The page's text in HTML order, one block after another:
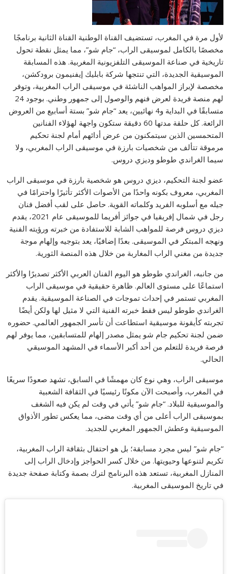
لأول مرة في المغرب، تستضيف القناة الوطنية القناة الثانية برنامجًا
مخصصًا بالكامل لموسيقى الراب، “جام شو”، مما يمثل نقطة تحول
تاريخية في صناعة الموسيقى التلفزيونية المغربية. هذه المسابقة
الموسيقية الجديدة، التي تنتجها شركة بابليك إيفنيمون برودكشن،
مخصصة لإبراز المواهب الناشئة في موسيقى الراب المغربية، وتوفر
لهم منصة فريدة لعرض فنهم والوصول إلى جمهور وطني. بوجود 24
متسابقًا في البداية و4 نهائيين، يعد “جام شو” بستة أسابيع من العروض
الرائعة. كل حلقة مدتها 60 دقيقة ستكون واجهة لهؤلاء الفنانين
المتحمسين الذين سيتمكنون من عرض أدائهم أمام لجنة تحكيم
مرموقة تتألف من شخصيات بارزة في موسيقى الراب المغربي، ولا
سيما الغراندي طوطو وديزي دروس.
عضو لجنة التحكيم، ديزي دروس هو شخصية بارزة في موسيقى الراب
المغربي، معروف بكونه واحدًا من الأصوات الأكثر تأثيرًا واحترامًا في
جيله مع أسلوبه الفريد وكلماته القوية. حاصل على لقب أفضل فنان
رجل في شمال إفريقيا في جوائز أفريما للموسيقى عام 2021، يقدم
ديزي دروس فرصة للمواهب الشابة للاستفادة من خبرته ورؤيته الفنية
ونهجه المبتكر في الموسيقى. بعدًا إضافيًا، يعد بتوجيه وإلهام موجة
جديدة من مغني الراب المغاربة من خلال هذه المنصة الثورية.
من جانبه، الغراندي طوطو هو اليوم الفنان العربي الأكثر تصديرًا والأكثر
استماعًا على مستوى العالم. ظاهرة حقيقية في موسيقى الراب
المغربي تستمر في إحداث تموجات في الصناعة الموسيقية. يقدم
الغراندي طوطو ليس فقط خبرته الفنية التي لا مثيل لها ولكن أيضًا
تجربته كأيقونة موسيقية استطاعت أن تأسر الجمهور العالمي. حضوره
ضمن لجنة تحكيم جام شو يمثل مصدر إلهام للمتسابقين، مما يوفر لهم
فرصة فريدة للتعلم من أحد أكبر الأسماء في المشهد الموسيقي
الحالي.
موسيقى الراب، وهي نوع كان مهمشًا في السابق، تشهد صعودًا سريعًا
في المغرب، وأصبحت الآن مكونًا رئيسيًا في الثقافة الشعبية
والموسيقية للبلاد. “جام شو” يأتي في وقت لم يكن فيه الشغف
بموسيقى الراب أعلى من أي وقت مضى، مما يعكس تطور الأذواق
الموسيقية وعطش الجمهور المغربي للجديد.
“جام شو” ليس مجرد مسابقة؛ بل هو احتفال بثقافة الراب المغربية،
تكريم لتنوعها وحيويتها. من خلال كسر الحواجز وإدخال الراب إلى
المنازل المغربية، تستعد هذه البرنامج لترك بصمة وكتابة صفحة جديدة
في تاريخ الموسيقى المغربية.